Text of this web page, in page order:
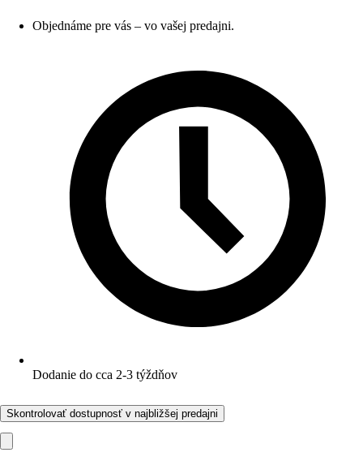
Objednáme pre vás – vo vašej predajni.
Dodanie do cca 2-3 týždňov
Skontrolovať dostupnosť v najbližšej predajni